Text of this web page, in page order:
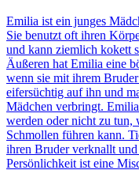
Emilia ist ein junges
Sie benutzt oft ihren
und kann ziemlich kokett
Äußeren hat Emilia eine
wenn sie mit ihrem
eifersüchtig auf ihn und
Mädchen verbringt.
werden oder nicht zu tun,
Schmollen führen kann.
ihren Bruder verknallt und
Persönlichkeit ist eine